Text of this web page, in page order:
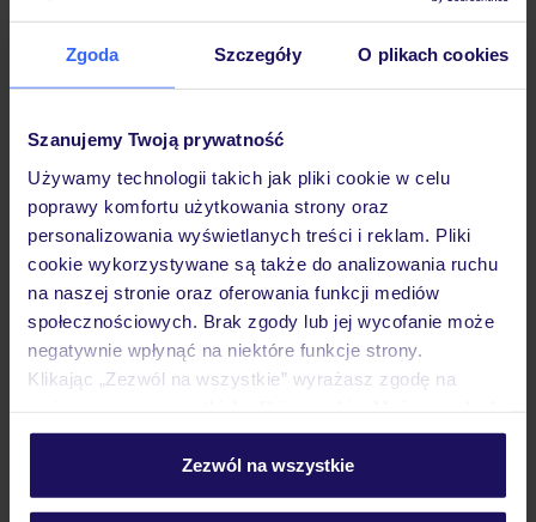
Zgoda Szczegóły O plikach cookies
Szanujemy Twoją prywatność
Używamy technologii takich jak pliki cookie w celu
poprawy komfortu użytkowania strony oraz
personalizowania wyświetlanych treści i reklam. Pliki
cookie wykorzystywane są także do analizowania ruchu
na naszej stronie oraz oferowania funkcji mediów
społecznościowych. Brak zgody lub jej wycofanie może
negatywnie wpłynąć na niektóre funkcje strony.
Klikając „Zezwól na wszystkie” wyrażasz zgodę na
personalizować swój wybór wchodząc w zakładkę
Szczegółowe informacje o plikach cookie znajdziesz
Zezwól na wszystkie
Pokoje
Wyżywienie
Atrakcje
Ważne informacje